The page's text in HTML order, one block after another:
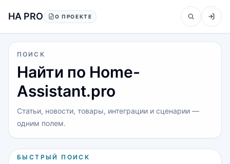
HA PRO О ПРОЕКТЕ
ПОИСК
Найти по Home-
Assistant.pro
Статьи, новости, товары, интеграции и сценарии —
одним полем.
БЫСТРЫЙ ПОИСК